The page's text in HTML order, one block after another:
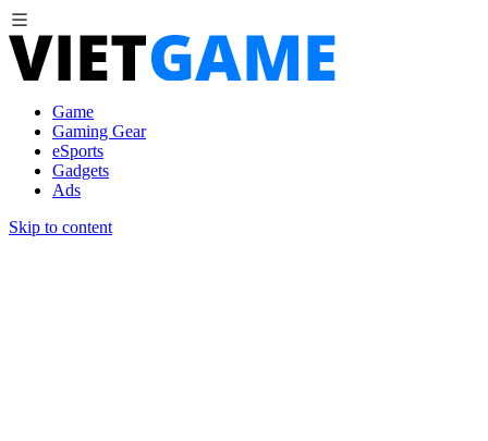
Game
Gaming Gear
eSports
Gadgets
Ads
Skip to content